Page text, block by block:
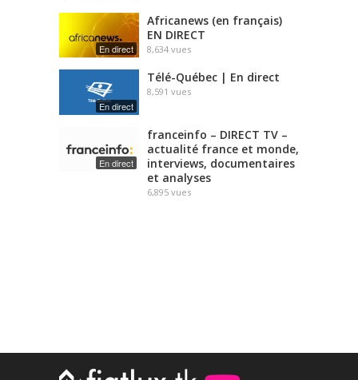
En direct
Africanews (en français)
EN DIRECT
8,634 vues
En direct
Télé-Québec | En direct
8,591 vues
En direct
franceinfo – DIRECT TV –
actualité france et monde,
interviews, documentaires
et analyses
6,895 vues